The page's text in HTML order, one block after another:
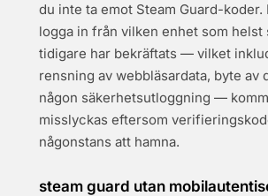
du inte ta emot Steam Guard-koder.
logga in från vilken enhet som helst
tidigare har bekräftats — vilket
rensning av webbläsardata, byte av
någon säkerhetsutloggning —
misslyckas eftersom
någonstans att hamna.
steam guard utan